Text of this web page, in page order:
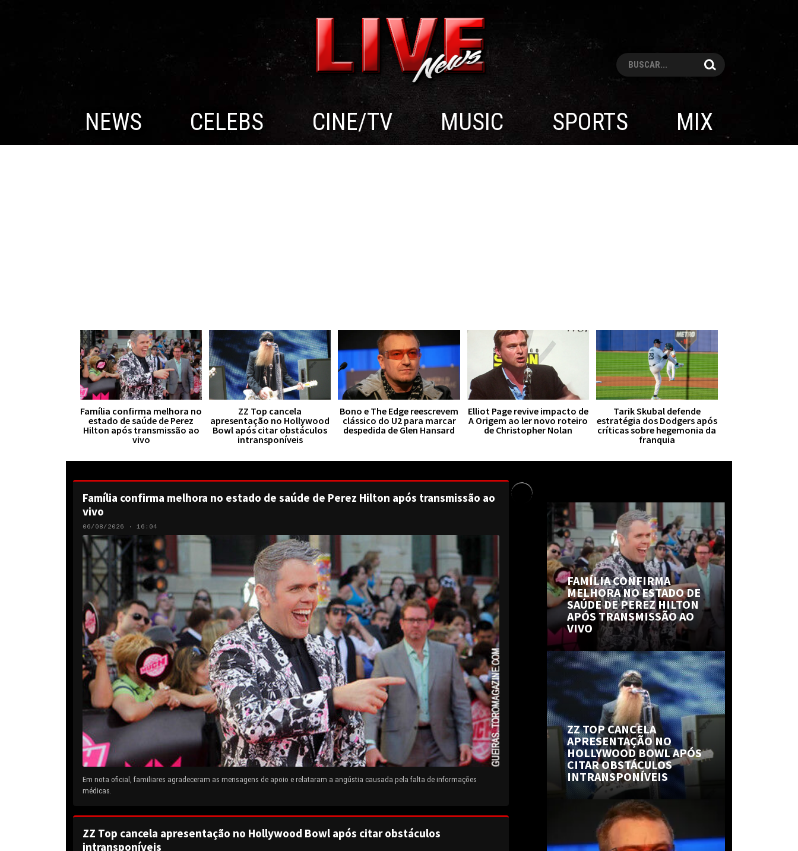
Pesquisar
NEWS CELEBS CINE/TV MUSIC SPORTS MIX
Família confirma melhora no
estado de saúde de Perez
Hilton após transmissão ao
vivo
ZZ Top cancela
apresentação no Hollywood
Bowl após citar obstáculos
intransponíveis
Bono e The Edge reescrevem
clássico do U2 para marcar
despedida de Glen Hansard
Elliot Page revive impacto de
A Origem ao ler novo roteiro
de Christopher Nolan
Tarik Skubal defende
estratégia dos Dodgers após
críticas sobre hegemonia da
franquia
Família confirma melhora no estado de saúde de Perez Hilton após transmissão ao
vivo
06/08/2026 · 16:04
Em nota oficial, familiares agradeceram as mensagens de apoio e relataram a angústia causada pela falta de informações
médicas.
ZZ Top cancela apresentação no Hollywood Bowl após citar obstáculos
intransponíveis
FAMÍLIA CONFIRMA
MELHORA NO ESTADO DE
SAÚDE DE PEREZ HILTON
APÓS TRANSMISSÃO AO
VIVO
ZZ TOP CANCELA
APRESENTAÇÃO NO
HOLLYWOOD BOWL APÓS
CITAR OBSTÁCULOS
INTRANSPONÍVEIS